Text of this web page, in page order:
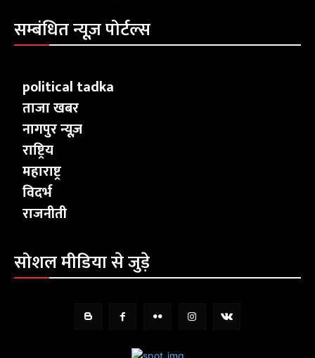
सम्बंधित न्यूज़ पोर्टल्स
political tadka
ताजा खबर
नागपुर न्यूज़
राष्ट्रिय
महाराष्ट्र
विदर्भ
राजनीती
सोशल मीडिया से जुड़े